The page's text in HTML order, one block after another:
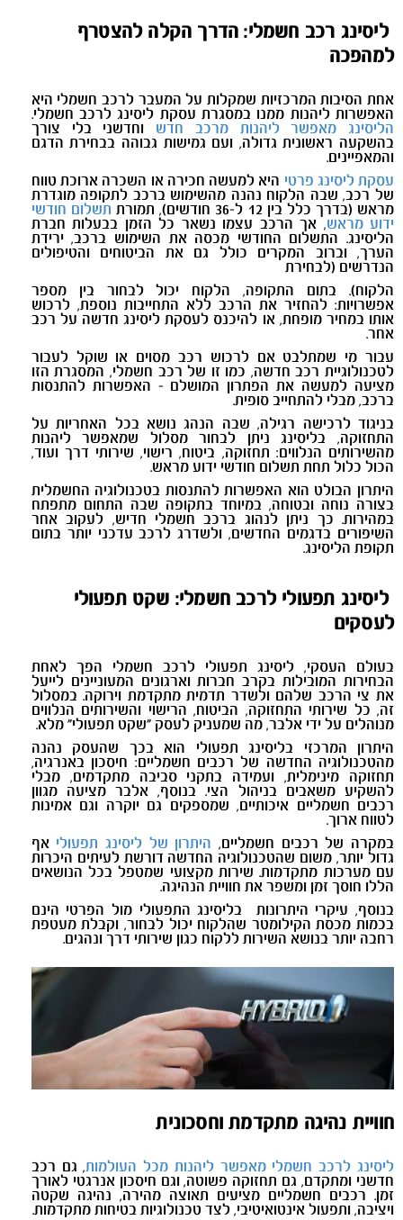
ליסינג רכב חשמלי: הדרך הקלה להצטרף
למהפכה
אחת הסיבות המרכזיות שמקלות על המעבר לרכב חשמלי היא
האפשרות ליהנות ממנו במסגרת עסקת ליסינג לרכב חשמלי.
הליסינג מאפשר ליהנות מרכב חדש וחדשני בלי צורך
בהשקעה ראשונית גדולה, ועם גמישות גבוהה בבחירת הדגם
והמאפיינים.
עסקת ליסינג פרטי היא למעשה חכירה או השכרה ארוכת טווח
של רכב, שבה הלקוח נהנה מהשימוש ברכב לתקופה מוגדרת
מראש (בדרך כלל בין 12 ל-36 חודשים), תמורת
תשלום חודשי
ידוע מראש, אך הרכב עצמו נשאר כל הזמן בבעלות חברת
הליסינג. התשלום החודשי מכסה את השימוש ברכב, ירידת
הערך, וברוב המקרים כולל גם את הביטוחים והטיפולים
הנדרשים (לבחירת
הלקוח). בתום התקופה, הלקוח יכול לבחור בין מספר
אפשרויות: להחזיר את הרכב ללא התחייבות נוספת, לרכוש
אותו במחיר מופחת, או להיכנס לעסקת ליסינג חדשה על רכב
אחר.
עבור מי שמתלבט אם לרכוש רכב מסוים או שוקל לעבור
לטכנולוגיית רכב חדשה, כמו זו של רכב חשמלי, המסגרת הזו
מציעה למעשה את הפתרון המושלם - האפשרות להתנסות
ברכב, מבלי להתחייב סופית.
בניגוד לרכישה רגילה, שבה הנהג נושא בכל האחריות על
התחזוקה, בליסינג ניתן לבחור מסלול שמאפשר ליהנות
מהשירותים הנלווים: תחזוקה, ביטוח, רישוי, שירותי דרך ועוד,
הכול כלול תחת תשלום חודשי ידוע מראש.
היתרון הבולט הוא האפשרות להתנסות בטכנולוגיה החשמלית
בצורה נוחה ובטוחה, במיוחד בתקופה שבה התחום מתפתח
במהירות. כך ניתן לנהוג ברכב חשמלי חדיש, לעקוב אחר
השיפורים בדגמים החדשים, ולשדרג לרכב עדכני יותר בתום
תקופת הליסינג.
ליסינג תפעולי לרכב חשמלי: שקט תפעולי
לעסקים
בעולם העסקי, ליסינג תפעולי לרכב חשמלי הפך לאחת
הבחירות המובילות בקרב חברות וארגונים המעוניינים לייעל
את צי הרכב שלהם ולשדר תדמית מתקדמת וירוקה. במסלול
זה, כל שירותי התחזוקה, הביטוח, הרישוי והשירותים הנלווים
מנוהלים על ידי אלבר, מה שמעניק לעסק “שקט תפעולי” מלא.
היתרון המרכזי בליסינג תפעולי הוא בכך שהעסק נהנה
מהטכנולוגיה החדשה של רכבים חשמליים: חיסכון באנרגיה,
תחזוקה מינימלית, ועמידה בתקני סביבה מתקדמים, מבלי
להשקיע משאבים בניהול הצי. בנוסף, אלבר מציעה מגוון
רכבים חשמליים איכותיים, שמספקים גם יוקרה וגם אמינות
לטווח ארוך.
במקרה של רכבים חשמליים, היתרון של ליסינג תפעולי אף
גדול יותר, משום שהטכנולוגיה החדשה דורשת לעיתים היכרות
עם מערכות מתקדמות. שירות מקצועי שמטפל בכל הנושאים
הללו חוסך זמן ומשפר את חוויית הנהיגה.
בנוסף, עיקרי היתרונות בליסינג התפעולי מול הפרטי הינם
בכמות מכסת הקילומטר שהלקוח יכול לבחור, וקבלת מעטפת
רחבה יותר בנושא השירות ללקוח כגון שירותי דרך ונהגים.
חוויית נהיגה מתקדמת וחסכונית
ליסינג לרכב חשמלי מאפשר ליהנות מכל העולמות, גם רכב
חדשני ומתקדם, גם תחזוקה פשוטה, וגם חיסכון אנרגטי לאורך
זמן. רכבים חשמליים מציעים תאוצה מהירה, נהיגה שקטה
ויציבה, ותפעול אינטואיטיבי, לצד טכנולוגיות בטיחות מתקדמות.